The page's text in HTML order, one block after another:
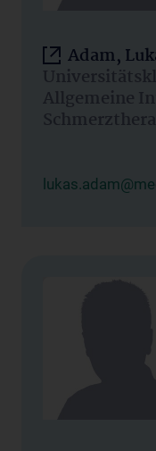
Adam,
Allgemeine